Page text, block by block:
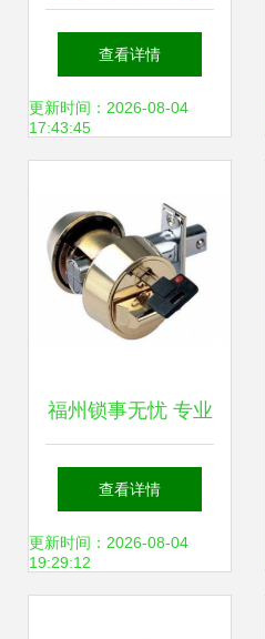
锁具销售及维修一
体化服务解决方案
查看详情
更新时间：2026-08-04
17:43:45
福州锁事无忧 专业
开锁换芯，智能锁
具销售维修一站式
查看详情
更新时间：2026-08-04
19:29:12